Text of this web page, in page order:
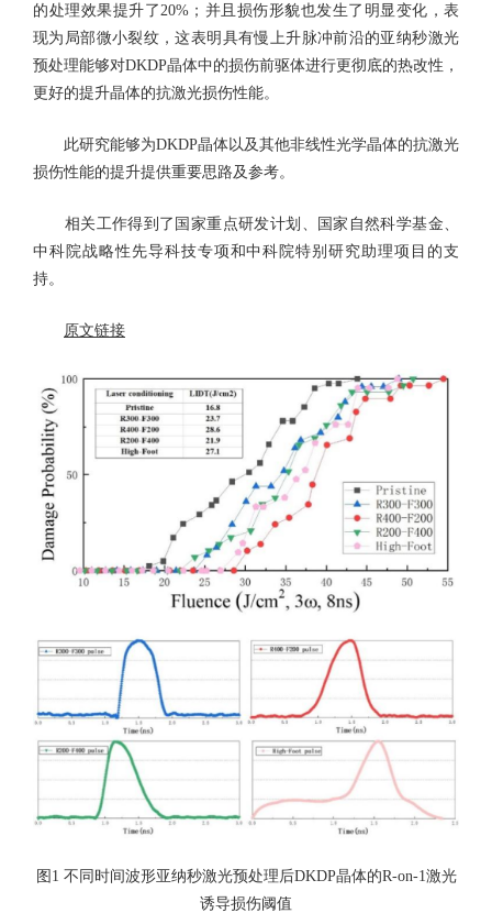
的处理效果提升了20%；并且损伤形貌也发生了明显变化，表
现为局部微小裂纹，这表明具有慢上升脉冲前沿的亚纳秒激光
预处理能够对DKDP晶体中的损伤前驱体进行更彻底的热改性，
更好的提升晶体的抗激光损伤性能。
此研究能够为DKDP晶体以及其他非线性光学晶体的抗激光
损伤性能的提升提供重要思路及参考。
相关工作得到了国家重点研发计划、国家自然科学基金、
中科院战略性先导科技专项和中科院特别研究助理项目的支
持。
原文链接
图1 不同时间波形亚纳秒激光预处理后DKDP晶体的R-on-1激光
诱导损伤阈值